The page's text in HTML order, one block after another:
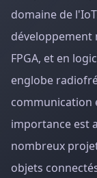
domaine de
FPGA, et en
englobe
communication
importance est
nombreux
objets